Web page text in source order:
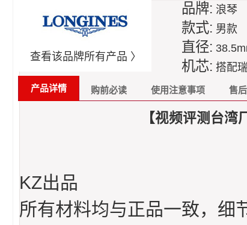
查看该品牌所有产品 〉
品牌: 浪琴
款式: 男款
直径:
机芯: 搭配
产品详情 购前必读 使用注意事项 售
【视频评测台
KZ出品
所有材料均与正品一致，细